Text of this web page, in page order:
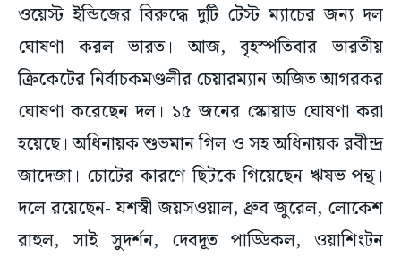
ওয়েস্ট ইন্ডিজের বিরুদ্ধে দুটি টেস্ট ম্যাচের জন্য দল
ঘোষণা করল ভারত। আজ, বৃহস্পতিবার ভারতীয়
ক্রিকেটের নির্বাচকমণ্ডলীর চেয়ারম্যান অজিত আগরকর
ঘোষণা করেছেন দল। ১৫ জনের স্কোয়াড ঘোষণা করা
হয়েছে। অধিনায়ক শুভমান গিল ও সহ অধিনায়ক রবীন্দ্র
জাদেজা। চোটের কারণে ছিটকে গিয়েছেন ঋষভ পন্থ।
দলে রয়েছেন- যশস্বী জয়সওয়াল, ধ্রুব জুরেল, লোকেশ
রাহুল, সাই সুদর্শন, দেবদূত পাড্ডিকল, ওয়াশিংটন